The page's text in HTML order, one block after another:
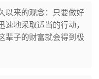
以来的观念：只要做好
速地采取适当的行动，
辈子的财富就会得到极